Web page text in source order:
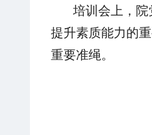
培训会上，
提升素质能力的
重要准绳。